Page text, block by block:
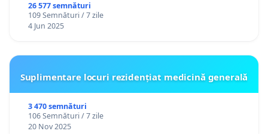
26 577 semnături
109 Semnături / 7 zile
4 Jun 2025
Suplimentare locuri rezidențiat medicină generală
3 470 semnături
106 Semnături / 7 zile
20 Nov 2025